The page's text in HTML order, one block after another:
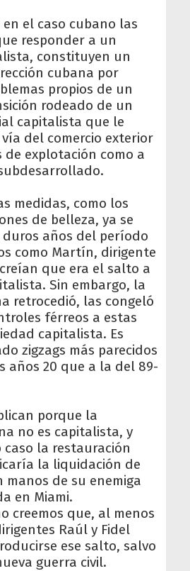
en el caso cubano las
responder a un
constituyen un
cubana por
propios de un
rodeado de un
capitalista que le
del comercio exterior
de explotación como a
medidas, como los
de belleza, ya se
años del período
como Martín, dirigente
que era el salto a
Sin embargo, la
retrocedió, las congeló
férreos a estas
capitalista. Es
zigzags más parecidos
años 20 que a la del 89-
porque la
no es capitalista, y
la restauración
la liquidación de
manos de su enemiga
en Miami.
creemos que, al menos
Raúl y Fidel
ese salto, salvo
guerra civil.